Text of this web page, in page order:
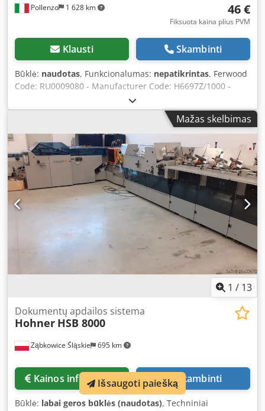
Pollenzo 1 628 km 46 €
Fiksuota kaina plius PVM
Klausti Skambinti
Būklė: naudotas, Funkcionalumas: nepatikrintas, Ferwood
Code: RU0009080 - Manufacturer Code: H6697Z/1000 -
Condition: Used - Functionality: Not tested - If interested,
we offer an overhaul service; please contact us. Dwodpov
Mažas skelbimas
1 / 13
Ząbkowice Śląskie 695 km
Dokumentų apdailos sistema
Hohner HSB 8000
Kainos informacija Skambinti
Būklė: labai geros būklės (naudotas), Techniniai
Išsaugoti paiešką